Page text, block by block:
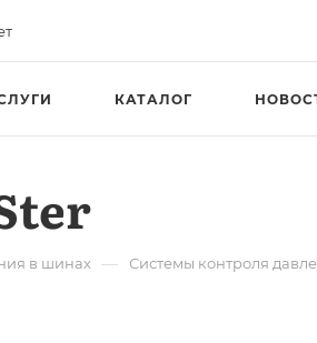
КАТАЛОГ
в шинах — Системы контроля